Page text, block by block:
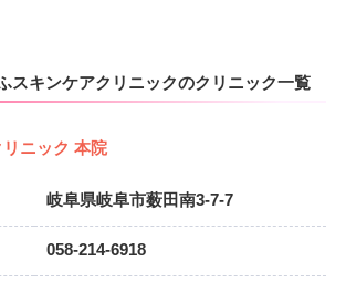
スキンケアクリニックのクリニック一覧
ニック 本院
岐阜県岐阜市薮田南3-7-7
058-214-6918